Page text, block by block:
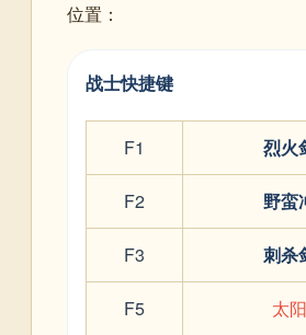
位置：
战士快捷键
F1 烈火
F2 野蛮
F3 刺杀
F5 太